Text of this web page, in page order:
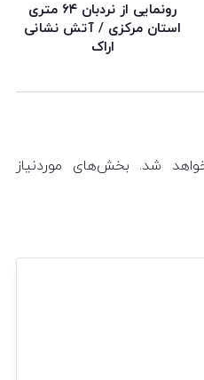
رونمایی از نردبان ۶۴ متری
استان مرکزی / آتش نشانی
اراک
شد. بخش‌های موردنیاز